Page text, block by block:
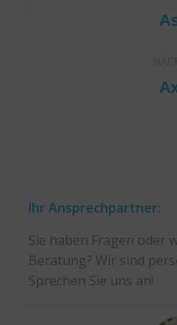
Ihr Ansprechpartner:
Sie haben Fragen oder
Beratung? Wir sind
Sprechen Sie uns an!